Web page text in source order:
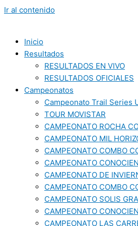
Ir al contenido
Inicio
Resultados
RESULTADOS EN VIVO
RESULTADOS OFICIALES
Campeonatos
Campeonato Trail Series
TOUR MOVISTAR
CAMPEONATO ROCHA
CAMPEONATO MIL
CAMPEONATO COMBO
CAMPEONATO
CAMPEONATO DE
CAMPEONATO COMBO
CAMPEONATO SOLIS
CAMPEONATO
CAMPEONATO LAS